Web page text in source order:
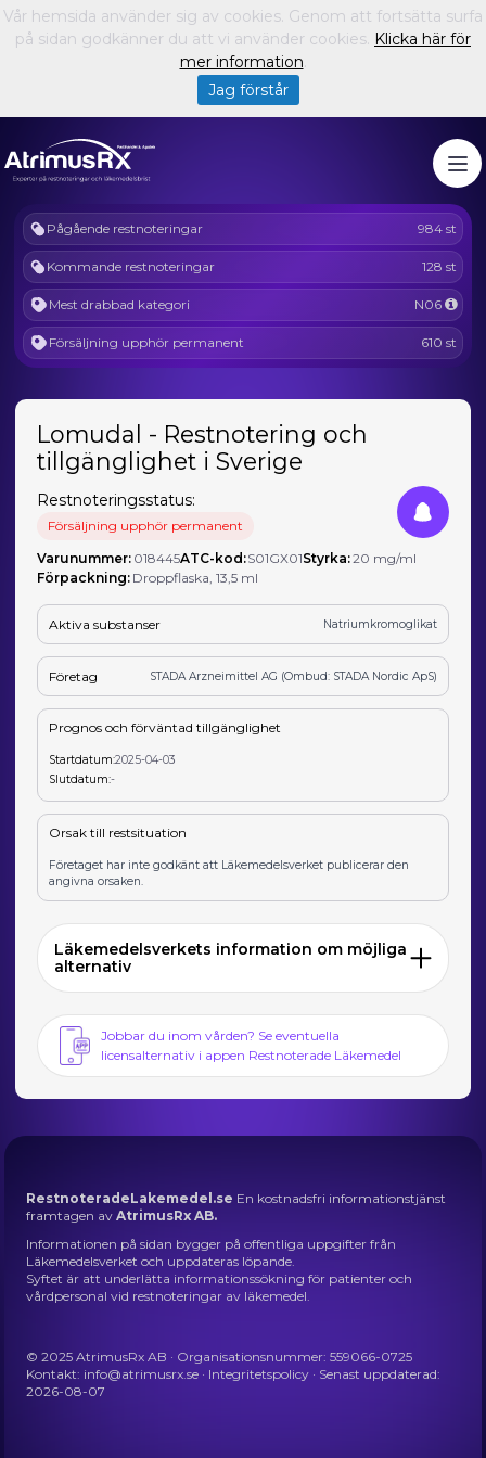
Pågående restnoteringar 984 st
Kommande restnoteringar 128 st
Mest drabbad kategori N06
Försäljning upphör permanent 610 st
Lomudal - Restnotering och
tillgänglighet i Sverige
Restnoteringsstatus:
Försäljning upphör permanent
Varunummer: 018445ATC-kod:S01GX01Styrka:20 mg/ml
Förpackning: Droppflaska, 13,5 ml
Aktiva substanser Natriumkromoglikat
Företag STADA Arzneimittel AG (Ombud: STADA Nordic ApS)
Prognos och förväntad tillgänglighet
Startdatum:2025-04-03
Slutdatum:-
Orsak till restsituation
Företaget har inte godkänt att Läkemedelsverket publicerar den
angivna orsaken.
Läkemedelsverkets information om möjliga
alternativ
Jobbar du inom vården? Se eventuella
licensalternativ i appen Restnoterade Läkemedel
RestnoteradeLakemedel.se En kostnadsfri informationstjänst
framtagen avAtrimusRx AB.
Informationen på sidan bygger på offentliga uppgifter från
Läkemedelsverket och uppdateras löpande.
Syftet är att underlätta informationssökning för patienter och
vårdpersonal vid restnoteringar av läkemedel.
© 2025 AtrimusRx AB · Organisationsnummer: 559066-0725
Kontakt: info@atrimusrx.se · Integritetspolicy · Senast uppdaterad:
2026-08-07
Vår hemsida använder sig av cookies. Genom att fortsätta surfa
på sidan godkänner du att vi använder cookies. Klicka här för
mer information.
Jag förstår